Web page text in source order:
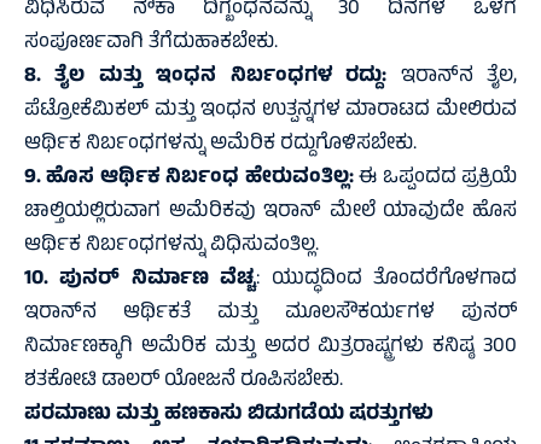
ವಿಧಿಸಿರುವ ನೌಕಾ ದಿಗ್ಬಂಧನವನ್ನು 30 ದಿನಗಳ ಒಳಗೆ
ಸಂಪೂರ್ಣವಾಗಿ ತೆಗೆದುಹಾಕಬೇಕು.
8. ತೈಲ ಮತ್ತು ಇಂಧನ ನಿರ್ಬಂಧಗಳ ರದ್ದು: ಇರಾನ್‌ನ ತೈಲ,
ಪೆಟ್ರೋಕೆಮಿಕಲ್ ಮತ್ತು ಇಂಧನ ಉತ್ಪನ್ನಗಳ ಮಾರಾಟದ ಮೇಲಿರುವ
ಆರ್ಥಿಕ ನಿರ್ಬಂಧಗಳನ್ನು ಅಮೆರಿಕ ರದ್ದುಗೊಳಿಸಬೇಕು.
9. ಹೊಸ ಆರ್ಥಿಕ ನಿರ್ಬಂಧ ಹೇರುವಂತಿಲ್ಲ:ಈ ಒಪ್ಪಂದದ ಪ್ರಕ್ರಿಯೆ
ಚಾಲ್ತಿಯಲ್ಲಿರುವಾಗ ಅಮೆರಿಕವು ಇರಾನ್ ಮೇಲೆ ಯಾವುದೇ ಹೊಸ
ಆರ್ಥಿಕ ನಿರ್ಬಂಧಗಳನ್ನು ವಿಧಿಸುವಂತಿಲ್ಲ.
10. ಪುನರ್ ನಿರ್ಮಾಣ ವೆಚ್ಚ: ಯುದ್ಧದಿಂದ ತೊಂದರೆಗೊಳಗಾದ
ಇರಾನ್‌ನ ಆರ್ಥಿಕತೆ ಮತ್ತು ಮೂಲಸೌಕರ್ಯಗಳ ಪುನರ್
ನಿರ್ಮಾಣಕ್ಕಾಗಿ ಅಮೆರಿಕ ಮತ್ತು ಅದರ ಮಿತ್ರರಾಷ್ಟ್ರಗಳು ಕನಿಷ್ಠ 300
ಶತಕೋಟಿ ಡಾಲರ್ ಯೋಜನೆ ರೂಪಿಸಬೇಕು.
ಪರಮಾಣು ಮತ್ತು ಹಣಕಾಸು ಬಿಡುಗಡೆಯ ಷರತ್ತುಗಳು